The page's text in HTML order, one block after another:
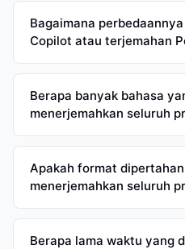
Bagaimana
Copilot atau terjemahan
Berapa banyak bahasa
menerjemahkan seluruh
Apakah format
menerjemahkan seluruh
Berapa lama waktu yang